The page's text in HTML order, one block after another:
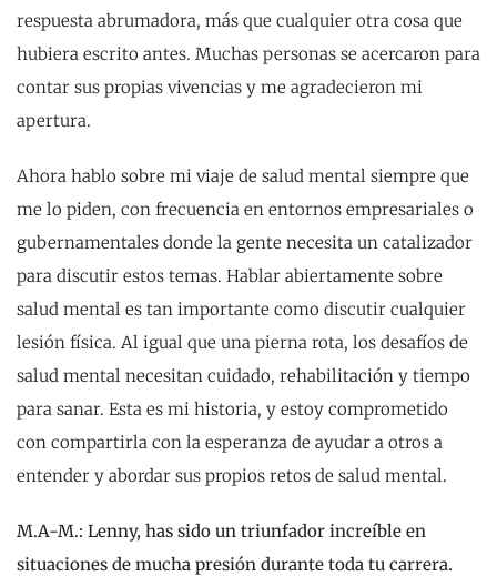
respuesta abrumadora, más que cualquier otra cosa que
hubiera escrito antes. Muchas personas se acercaron para
contar sus propias vivencias y me agradecieron mi
apertura.
Ahora hablo sobre mi viaje de salud mental siempre que
me lo piden, con frecuencia en entornos empresariales o
gubernamentales donde la gente necesita un catalizador
para discutir estos temas. Hablar abiertamente sobre
salud mental es tan importante como discutir cualquier
lesión física. Al igual que una pierna rota, los desafíos de
salud mental necesitan cuidado, rehabilitación y tiempo
para sanar. Esta es mi historia, y estoy comprometido
con compartirla con la esperanza de ayudar a otros a
entender y abordar sus propios retos de salud mental.
M.A-M.: Lenny, has sido un triunfador increíble en
situaciones de mucha presión durante toda tu carrera.